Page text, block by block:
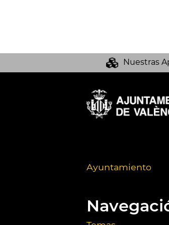
Nuestras
Ayuntamiento